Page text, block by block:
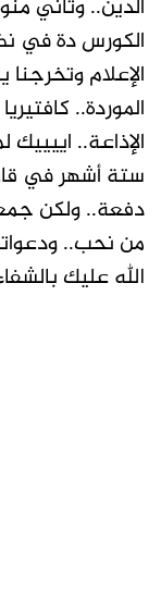
الدين.. وتاني
الكورس دة في
الإعلام
الموردة..
الإذاعة..
ستة أشهر في
دفعة.. ولكن
من نحب..
الله عليك